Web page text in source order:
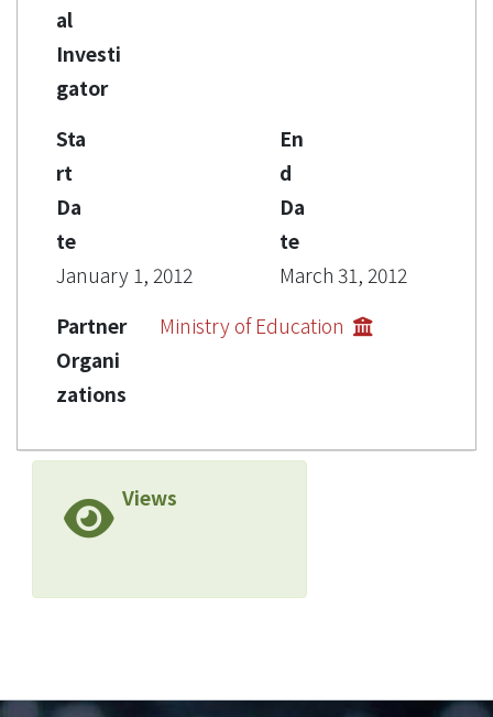
al
Investi
gator
Sta
rt
Da
te
January 1, 2012
En
d
Da
te
March 31, 2012
Partner
Organi
zations
Ministry of Education
Views